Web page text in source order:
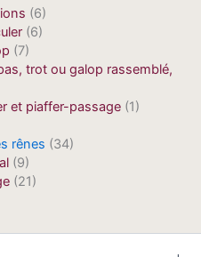
(6)
(6)
(7)
trot ou galop rassemblé,
et piaffer-passage (1)
rênes (34)
(9)
(21)